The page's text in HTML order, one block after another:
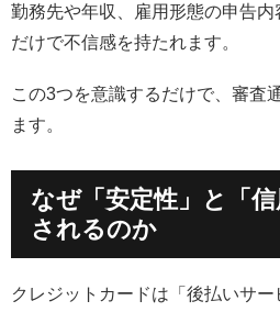
勤務先や年収、雇用形態の申告
だけで不信感を持たれます。
この3つを意識するだけで、審査
ます。
なぜ「安定性」と「
されるのか
クレジットカードは「後払いサ